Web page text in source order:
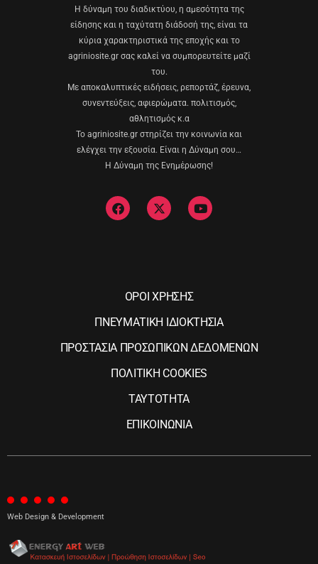
Η δύναμη του διαδικτύου, η αμεσότητα της
είδησης και η ταχύτατη διάδοσή της, είναι τα
κύρια χαρακτηριστικά της εποχής και το
agriniosite.gr σας καλεί να συμπορευτείτε μαζί
του.
Με αποκαλυπτικές ειδήσεις, ρεπορτάζ, έρευνα,
συνεντεύξεις, αφιερώματα. πολιτισμός,
αθλητισμός κ.α
Το agriniosite.gr στηρίζει την κοινωνία και
ελέγχει την εξουσία. Είναι η Δύναμη σου…
Η Δύναμη της Ενημέρωσης!
ΟΡΟΙ ΧΡΗΣΗΣ
ΠΝΕΥΜΑΤΙΚΗ ΙΔΙΟΚΤΗΣΙΑ
ΠΡΟΣΤΑΣΙΑ ΠΡΟΣΩΠΙΚΩΝ ΔΕΔΟΜΕΝΩΝ
ΠΟΛΙΤΙΚΗ COOKIES
ΤΑΥΤΟΤΗΤΑ
ΕΠΙΚΟΙΝΩΝΙΑ
Web Design & Development